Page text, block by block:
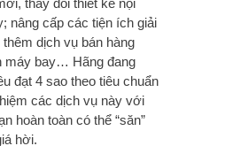
nâng cấp các tiện ích giải
dịch vụ bán hàng
máy bay… Hãng đang
đạt 4 sao theo tiêu chuẩn
các dịch vụ này với
hoàn toàn có thể “săn”
hời.